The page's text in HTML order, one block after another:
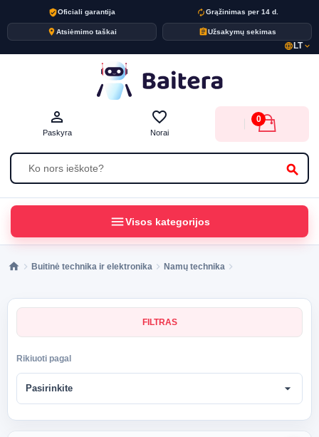
verified_userOficiali garantija autorenewGrąžinimas per 14 d.
placeAtsiėmimo taškai assignmentUžsakymų sekimas
language LTexpand_more
search
person_outline
Paskyra
favorite_border
Norai
0
menuVisos kategorijos
Buitinė technika ir elektronika Namų technika
FILTRAS
Rikiuoti pagal
Pasirinkite arrow_drop_down